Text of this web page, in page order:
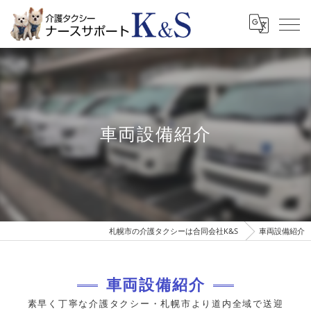
車両設備紹介
札幌市の介護タクシーは合同会社K&S 車両設備紹介
素早く丁寧な介護タクシー・札幌市より道内全域で送迎
車両設備紹介